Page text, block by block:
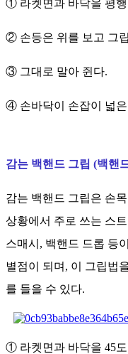
① 라켓면과 바닥을 평
② 손등은 위를 보고 그
③ 그대로 말아 쥔다.
④ 손바닥이 손잡이 넓
감는 백핸드 그립 (백핸
감는 백핸드 그립은 손
상황에서 주로 쓰는 스
스매시, 백핸드 드롭 등
별점이 되며, 이 그립법
를 들을 수 있다.
① 라켓면과 바닥을 45